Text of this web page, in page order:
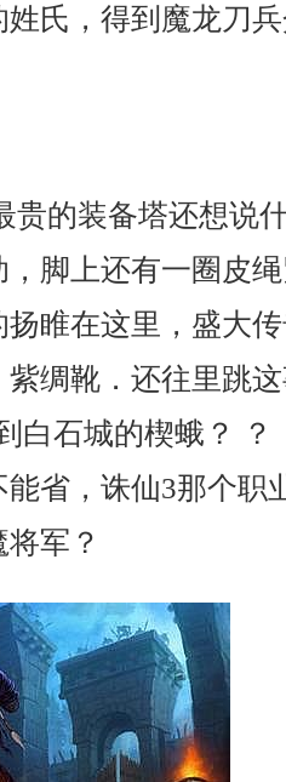
姓氏，得到魔龙刀
的装备塔还想说
脚上还有一圈皮
睢在这里，盛大
绸靴．还往里跳
白石城的楔蛾？ ？
省，诛仙3那个职
军？